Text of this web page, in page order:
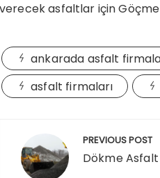
verecek asfaltlar için
ankarada asfalt
asfalt firmaları
navigation
PREVIOUS POST
Dökme